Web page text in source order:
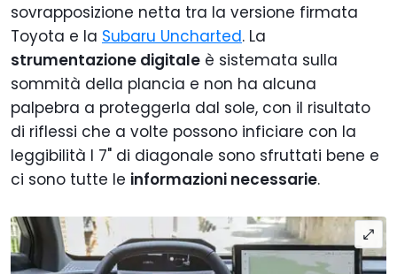
sovrapposizione netta tra la versione firmata
Toyota e la Subaru Uncharted. La
strumentazione digitale è sistemata sulla
sommità della plancia e non ha alcuna
palpebra a proteggerla dal sole, con il risultato
di riflessi che a volte possono inficiare con la
leggibilità I 7" di diagonale sono sfruttati bene e
ci sono tutte le informazioni necessarie.